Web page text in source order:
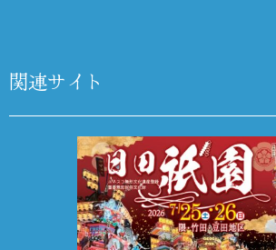
関連サイト